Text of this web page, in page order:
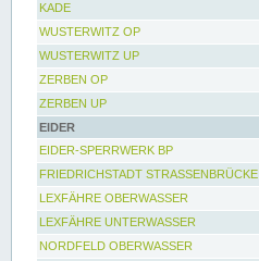
KADE
WUSTERWITZ OP
WUSTERWITZ UP
ZERBEN OP
ZERBEN UP
EIDER
EIDER-SPERRWERK BP
FRIEDRICHSTADT STRASSENBRÜCKE
LEXFÄHRE OBERWASSER
LEXFÄHRE UNTERWASSER
NORDFELD OBERWASSER